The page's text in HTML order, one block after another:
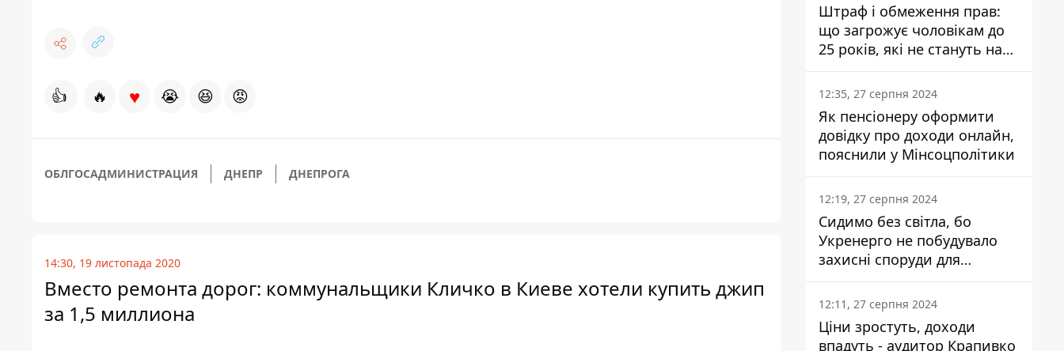
👍 🔥 ♥ 😭 😆 😡
ОБЛГОСАДМИНИСТРАЦИЯ ДНЕПР ДНЕПРОГА
14:30, 19 листопада 2020
Вместо ремонта дорог: коммунальщики Кличко в Киеве хотели купить джип
за 1,5 миллиона
Штраф і обмеження прав:
що загрожує чоловікам до
25 років, які не стануть на
військовий облік
12:35, 27 серпня 2024
Як пенсіонеру оформити
довідку про доходи онлайн,
пояснили у Мінсоцполітики
12:19, 27 серпня 2024
Сидимо без світла, бо
Укренерго не побудувало
захисні споруди для
енергетики - нардеп
Кучеренко
12:11, 27 серпня 2024
Ціни зростуть, доходи
впадуть - аудитор Крапивко